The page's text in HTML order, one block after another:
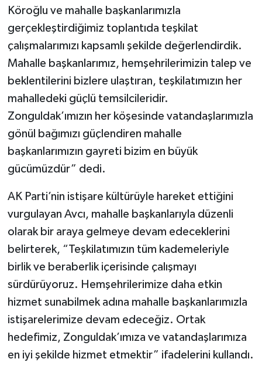
Köroğlu ve mahalle başkanlarımızla
gerçekleştirdiğimiz toplantıda teşkilat
çalışmalarımızı kapsamlı şekilde değerlendirdik.
Mahalle başkanlarımız, hemşehrilerimizin talep ve
beklentilerini bizlere ulaştıran, teşkilatımızın her
mahalledeki güçlü temsilcileridir.
Zonguldak’ımızın her köşesinde vatandaşlarımızla
gönül bağımızı güçlendiren mahalle
başkanlarımızın gayreti bizim en büyük
gücümüzdür” dedi.
AK Parti’nin istişare kültürüyle hareket ettiğini
vurgulayan Avcı, mahalle başkanlarıyla düzenli
olarak bir araya gelmeye devam edeceklerini
belirterek, “Teşkilatımızın tüm kademeleriyle
birlik ve beraberlik içerisinde çalışmayı
sürdürüyoruz. Hemşehrilerimize daha etkin
hizmet sunabilmek adına mahalle başkanlarımızla
istişarelerimize devam edeceğiz. Ortak
hedefimiz, Zonguldak’ımıza ve vatandaşlarımıza
en iyi şekilde hizmet etmektir” ifadelerini kullandı.